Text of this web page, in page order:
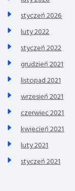
styczeń 2026
luty 2022
styczeń 2022
grudzień 2021
listopad 2021
wrzesień 2021
czerwiec 2021
kwiecień 2021
luty 2021
styczeń 2021